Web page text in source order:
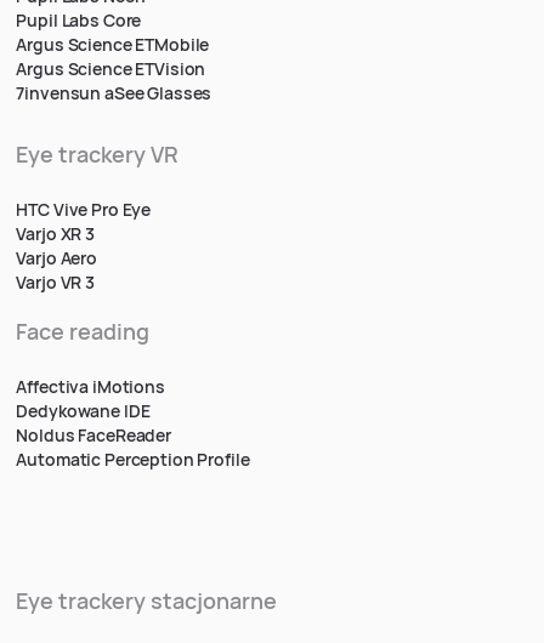
Pupil Labs Core
Argus Science ETMobile
Argus Science ETVision
7invensun aSee Glasses
Eye trackery VR
HTC Vive Pro Eye
Varjo XR 3
Varjo Aero
Varjo VR 3
Face reading
Affectiva iMotions
Dedykowane IDE
Noldus FaceReader
Automatic Perception Profile
Eye trackery stacjonarne